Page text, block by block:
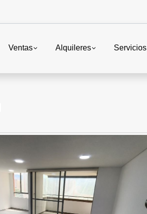
Ventas Alquileres Servicios